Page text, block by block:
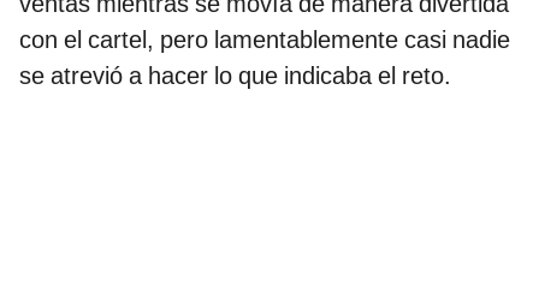
con el cartel, pero lamentablemente casi nadie
se atrevió a hacer lo que indicaba el reto.